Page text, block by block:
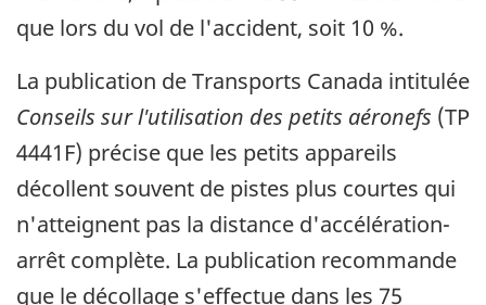
que lors du vol de l'accident, soit 10 %.
La publication de Transports Canada intitulée
Conseils sur l'utilisation des petits aéronefs (TP
4441F) précise que les petits appareils
décollent souvent de pistes plus courtes qui
n'atteignent pas la distance d'accélération-
arrêt complète. La publication recommande
que le décollage s'effectue dans les 75